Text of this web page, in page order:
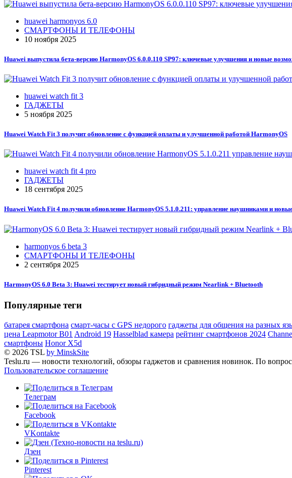
huawei harmonyos 6.0
СМАРТФОНЫ И ТЕЛЕФОНЫ
10 ноября 2025
Huawei выпустила бета-версию HarmonyOS 6.0.0.110 SP97: ключевые улучшения и новые
huawei watch fit 3
ГАДЖЕТЫ
5 ноября 2025
Huawei Watch Fit 3 получит обновление с функцией оплаты и улучшенной работой HarmonyOS
huawei watch fit 4 pro
ГАДЖЕТЫ
18 сентября 2025
Huawei Watch Fit 4 получили обновление HarmonyOS 5.1.0.211: управление наушниками и
harmonyos 6 beta 3
СМАРТФОНЫ И ТЕЛЕФОНЫ
2 сентября 2025
HarmonyOS 6.0 Beta 3: Huawei тестирует новый гибридный режим Nearlink + Bluetooth
Популярные теги
батарея смартфона смарт-часы с GPS недорого гаджеты для общения на разных
цена Leapmotor B01 Android 19 Hasselblad камера рейтинг смартфонов 2024
смартфоны Honor X5d
© 2026 TSL by MinskSite
Teslu.ru — новости технологий, обзоры гаджетов и сравнения новинок. По
Пользовательское соглашение
Телеграм
Facebook
VKontakte
Дзен
Pinterest